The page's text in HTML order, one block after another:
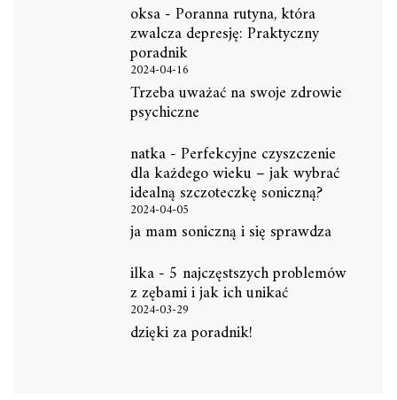
oksa-Poranna rutyna, która
zwalcza depresję: Praktyczny
poradnik
2024-04-16
Trzeba uważać na swoje zdrowie
psychiczne
natka-Perfekcyjne czyszczenie
dla każdego wieku – jak wybrać
idealną szczoteczkę soniczną?
2024-04-05
ja mam soniczną i się sprawdza
ilka- 5 najczęstszych problemów
z zębami i jak ich unikać
2024-03-29
dzięki za poradnik!